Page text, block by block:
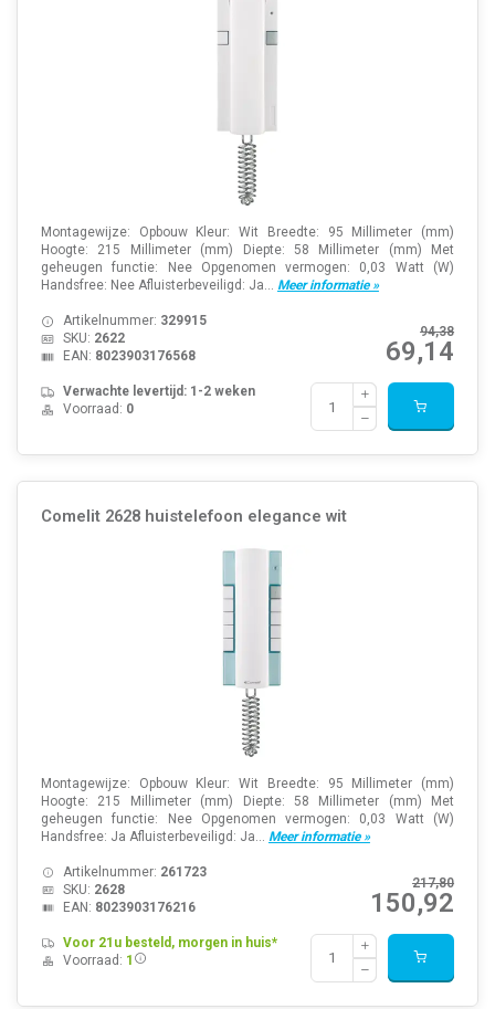
Montagewijze: Opbouw Kleur: Wit Breedte: 95 Millimeter (mm)
Hoogte: 215 Millimeter (mm) Diepte: 58 Millimeter (mm) Met
geheugen functie: Nee Opgenomen vermogen: 0,03 Watt (W)
Handsfree: Nee Afluisterbeveiligd: Ja... Meer informatie »
94,38
69,14
Artikelnummer: 329915
SKU: 2622
EAN: 8023903176568
Verwachte levertijd: 1-2 weken
Voorraad: 0
Comelit 2628 huistelefoon elegance wit
Montagewijze: Opbouw Kleur: Wit Breedte: 95 Millimeter (mm)
Hoogte: 215 Millimeter (mm) Diepte: 58 Millimeter (mm) Met
geheugen functie: Nee Opgenomen vermogen: 0,03 Watt (W)
Handsfree: Ja Afluisterbeveiligd: Ja... Meer informatie »
217,80
150,92
Artikelnummer: 261723
SKU: 2628
EAN: 8023903176216
Voor 21u besteld, morgen in huis*
Voorraad: 1